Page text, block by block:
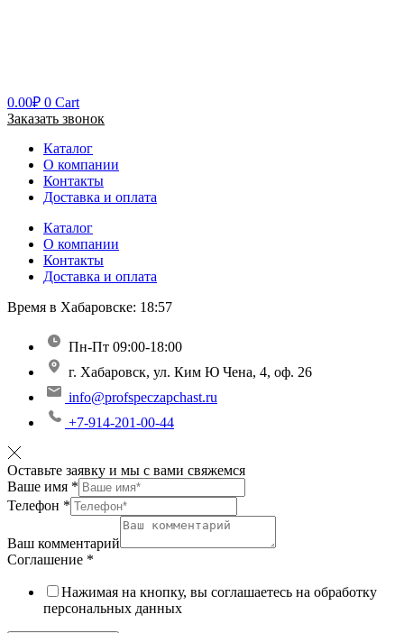
0.00₽ 0 Cart
Заказать звонок
Каталог
О компании
Контакты
Доставка и оплата
Каталог
О компании
Контакты
Доставка и оплата
Время в Хабаровске: 18:57
Пн-Пт 09:00-18:00
г. Хабаровск, ул. Ким Ю Чена, 4, оф. 26
info@profspeczapchast.ru
+7-914-201-00-44
Оставьте заявку и мы с вами свяжемся
Ваше имя *
Телефон *
Ваш комментарий
Соглашение *
Нажимая на кнопку, вы соглашаетесь на обработку
персональных данных